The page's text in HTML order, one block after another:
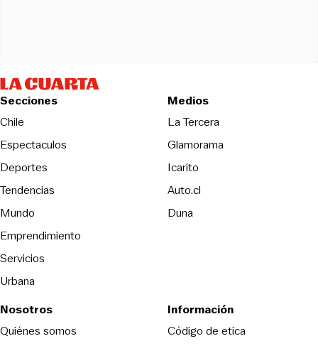
Secciones
Chile
Espectaculos
Deportes
Tendencias
Mundo
Emprendimiento
Servicios
Urbana
Medios
La TerceraOpens in new
Glamorama
Icarito
Auto.cl
DunaOpens in new window
Nosotros
Quiénes somos
Información
Código de eticaOpens in new